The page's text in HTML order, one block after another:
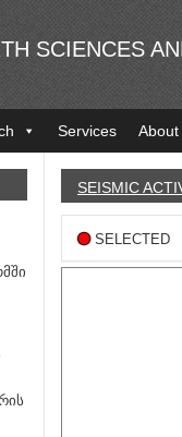
SCIENCES
Services About
SEISMIC
SELECTED